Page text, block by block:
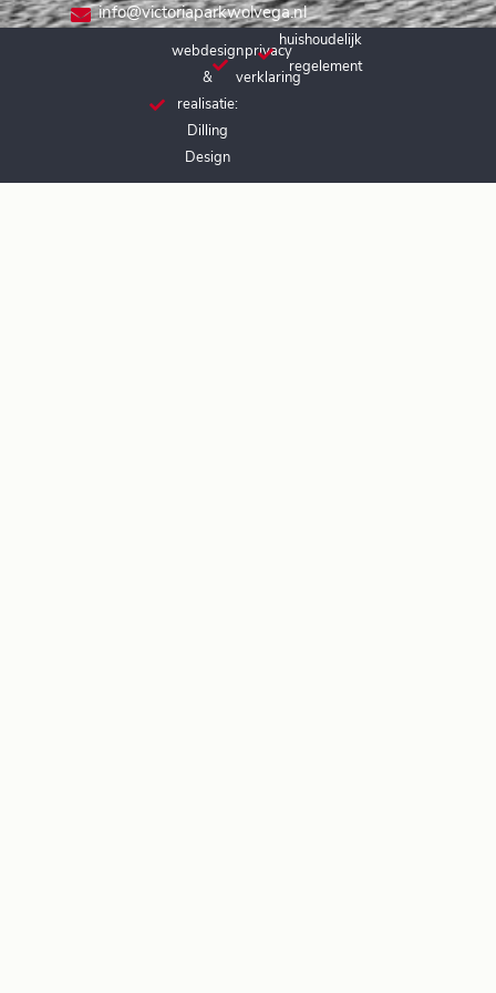
info@victoriaparkwolvega.nl
webdesign
&
realisatie:
Dilling
Design
privacy
verklaring
huishoudelijk
regelement